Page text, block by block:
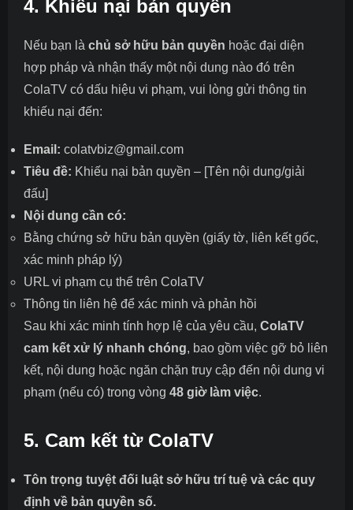
4. Khiếu nại bản quyền
Nếu bạn là chủ sở hữu bản quyền hoặc đại diện
hợp pháp và nhận thấy một nội dung nào đó trên
ColaTV có dấu hiệu vi phạm, vui lòng gửi thông tin
khiếu nại đến:
Email: colatvbiz@gmail.com
Tiêu đề: Khiếu nại bản quyền – [Tên nội dung/giải
đấu]
Nội dung cần có:
Bằng chứng sở hữu bản quyền (giấy tờ, liên kết gốc,
xác minh pháp lý)
URL vi phạm cụ thể trên ColaTV
Thông tin liên hệ để xác minh và phản hồi
Sau khi xác minh tính hợp lệ của yêu cầu, ColaTV
cam kết xử lý nhanh chóng, bao gồm việc gỡ bỏ liên
kết, nội dung hoặc ngăn chặn truy cập đến nội dung vi
phạm (nếu có) trong vòng 48 giờ làm việc.
5. Cam kết từ ColaTV
Tôn trọng tuyệt đối luật sở hữu trí tuệ và các quy
định về bản quyền số.